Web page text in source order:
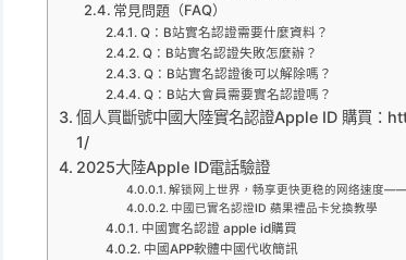
常見問題（FAQ）
Q：B站實名認證需要什麼資料？
Q：B站實名認證失敗怎麼辦？
Q：B站實名認證後可以解除嗎？
Q：B站大會員需要實名認證嗎？
個人買斷號中國大陸實名認證Apple ID 購買
1/
2025大陸Apple ID電話驗證
解锁网上世界，畅享更快更稳的网络速度
中國已實名認證ID 蘋果禮品卡兌換教學
中國實名認證 apple id購買
中國APP軟體中國代收簡訊